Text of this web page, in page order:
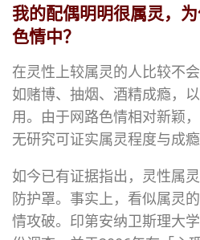
我的配偶明明很属灵，
色情中？
在灵性上较属灵的人比较不
如赌博、抽烟、酒精成瘾，
用。由于网路色情相对新颖
无研究可证实属灵程度与成瘾
如今已有证据指出，灵性属
防护罩。事实上，看似属灵
情攻破。印第安纳卫斯理大